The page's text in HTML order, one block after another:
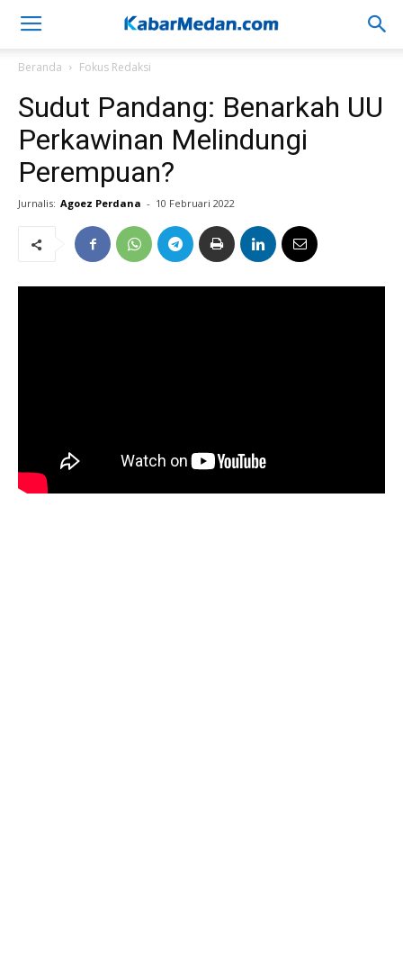
Beranda Fokus Redaksi
Sudut Pandang: Benarkah UU
Perkawinan Melindungi
Perempuan?
Jurnalis: Agoez Perdana - 10 Februari 2022